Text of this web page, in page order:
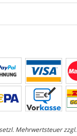
Mehrwertsteuer zzgl.